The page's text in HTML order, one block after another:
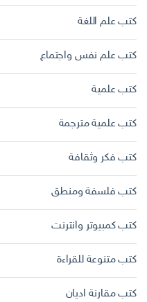
كتب علم اللغة
كتب علم نفس واجتماع
كتب علمية
كتب علمية مترجمة
كتب فكر وثقافة
كتب فلسفة ومنطق
كتب كمبيوتر وانترنت
كتب متنوعة للقراءة
كتب مقارنة اديان